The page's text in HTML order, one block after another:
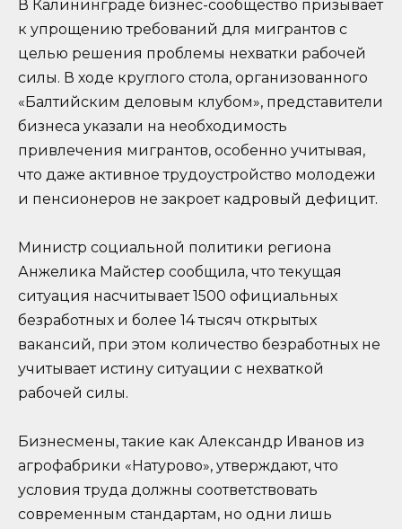
В Калининграде бизнес-сообщество призывает
к упрощению требований для мигрантов с
целью решения проблемы нехватки рабочей
силы. В ходе круглого стола, организованного
«Балтийским деловым клубом», представители
бизнеса указали на необходимость
привлечения мигрантов, особенно учитывая,
что даже активное трудоустройство молодежи
и пенсионеров не закроет кадровый дефицит.
Министр социальной политики региона
Анжелика Майстер сообщила, что текущая
ситуация насчитывает 1500 официальных
безработных и более 14 тысяч открытых
вакансий, при этом количество безработных не
учитывает истину ситуации с нехваткой
рабочей силы.
Бизнесмены, такие как Александр Иванов из
агрофабрики «Натурово», утверждают, что
условия труда должны соответствовать
современным стандартам, но одни лишь